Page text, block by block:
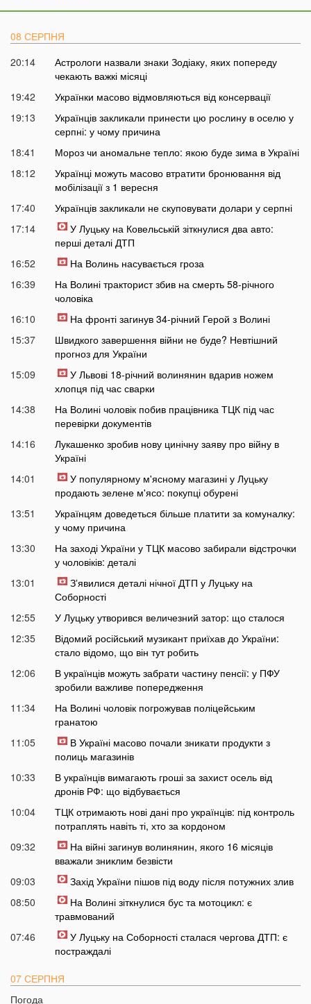
08 СЕРПНЯ
20:14
Астрологи назвали знаки Зодіаку, яких попереду
чекають важкі місяці
19:42
Українки масово відмовляються від консервації
19:13
Українців закликали принести цю рослину в оселю у
серпні: у чому причина
18:41
Мороз чи аномальне тепло: якою буде зима в Україні
18:12
Українці можуть масово втратити бронювання від
мобілізації з 1 вересня
17:40
Українців закликали не скуповувати долари у серпні
17:14
У Луцьку на Ковельській зіткнулися два авто:
перші деталі ДТП
16:52
На Волинь насувається гроза
16:39
На Волині тракторист збив на смерть 58-річного
чоловіка
16:10
На фронті загинув 34-річний Герой з Волині
15:37
Швидкого завершення війни не буде? Невтішний
прогноз для України
15:09
У Львові 18-річний волинянин вдарив ножем
хлопця під час сварки
14:38
На Волині чоловік побив працівника ТЦК під час
перевірки документів
14:16
Лукашенко зробив нову цинічну заяву про війну в
Україні
14:01
У популярному м'ясному магазині у Луцьку
продають зелене м'ясо: покупці обурені
13:51
Українцям доведеться більше платити за комуналку:
у чому причина
13:30
На заході України у ТЦК масово забирали відстрочки
у чоловіків: деталі
13:01
Зʼявилися деталі нічної ДТП у Луцьку на
Соборності
12:55
У Луцьку утворився величезний затор: що сталося
12:35
Відомий російський музикант приїхав до України:
стало відомо, що він тут робить
12:06
В українців можуть забрати частину пенсії: у ПФУ
зробили важливе попередження
11:34
На Волині чоловік погрожував поліцейським
гранатою
11:05
В Україні масово почали зникати продукти з
полиць магазинів
10:33
В українців вимагають гроші за захист осель від
дронів РФ: що відбувається
10:04
ТЦК отримають нові дані про українців: під контроль
потраплять навіть ті, хто за кордоном
09:32
На війні загинув волинянин, якого 16 місяців
вважали зниклим безвісти
09:03
Захід України пішов під воду після потужних злив
08:50
На Волині зіткнулися бус та мотоцикл: є
травмований
07:46
У Луцьку на Соборності сталася чергова ДТП: є
постраждалі
07 СЕРПНЯ
Погода